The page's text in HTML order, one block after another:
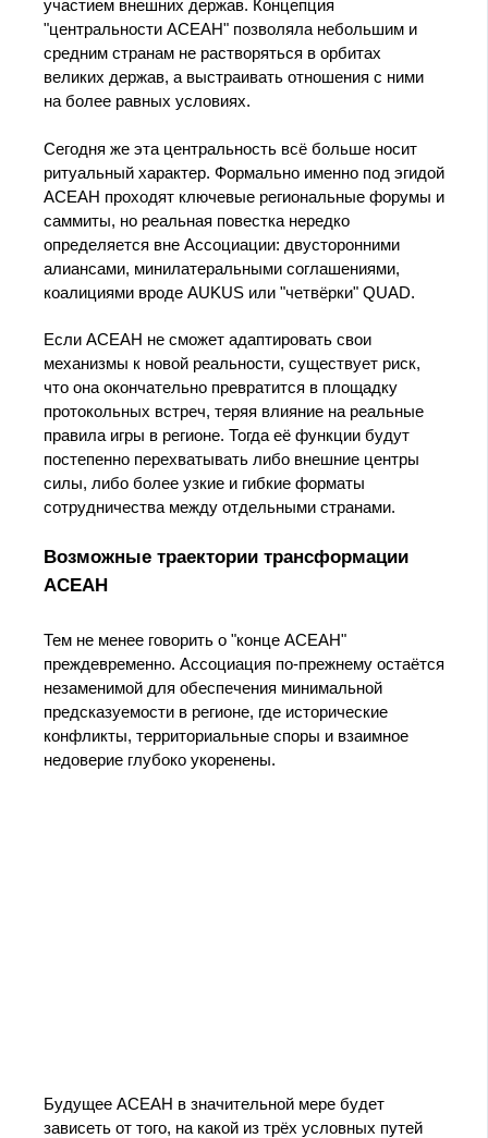
участием внешних держав. Концепция
"центральности АСЕАН" позволяла небольшим и
средним странам не растворяться в орбитах
великих держав, а выстраивать отношения с ними
на более равных условиях.
Сегодня же эта центральность всё больше носит
ритуальный характер. Формально именно под эгидой
АСЕАН проходят ключевые региональные форумы и
саммиты, но реальная повестка нередко
определяется вне Ассоциации: двусторонними
алиансами, минилатеральными соглашениями,
коалициями вроде AUKUS или "четвёрки" QUAD.
Если АСЕАН не сможет адаптировать свои
механизмы к новой реальности, существует риск,
что она окончательно превратится в площадку
протокольных встреч, теряя влияние на реальные
правила игры в регионе. Тогда её функции будут
постепенно перехватывать либо внешние центры
силы, либо более узкие и гибкие форматы
сотрудничества между отдельными странами.
Возможные траектории трансформации
АСЕАН
Тем не менее говорить о "конце АСЕАН"
преждевременно. Ассоциация по-прежнему остаётся
незаменимой для обеспечения минимальной
предсказуемости в регионе, где исторические
конфликты, территориальные споры и взаимное
недоверие глубоко укоренены.
Будущее АСЕАН в значительной мере будет
зависеть от того, на какой из трёх условных путей